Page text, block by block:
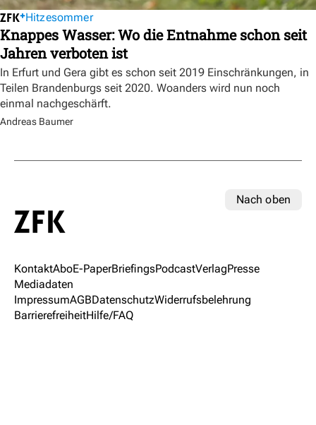
Hitzesommer
Knappes Wasser: Wo die Entnahme schon seit
Jahren verboten ist
In Erfurt und Gera gibt es schon seit 2019 Einschränkungen, in
Teilen Brandenburgs seit 2020. Woanders wird nun noch
einmal nachgeschärft.
Andreas Baumer
Nach oben
KontaktAboE-PaperBriefingsPodcastVerlagPresse
Mediadaten
ImpressumAGBDatenschutzWiderrufsbelehrung
BarrierefreiheitHilfe/FAQ